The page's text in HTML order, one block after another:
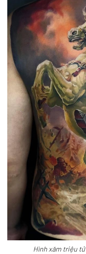
Hình xăm triệu